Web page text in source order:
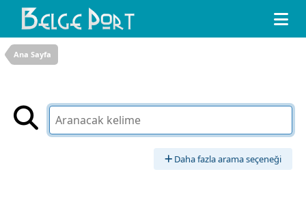
Ana Sayfa
Daha fazla arama seçeneği